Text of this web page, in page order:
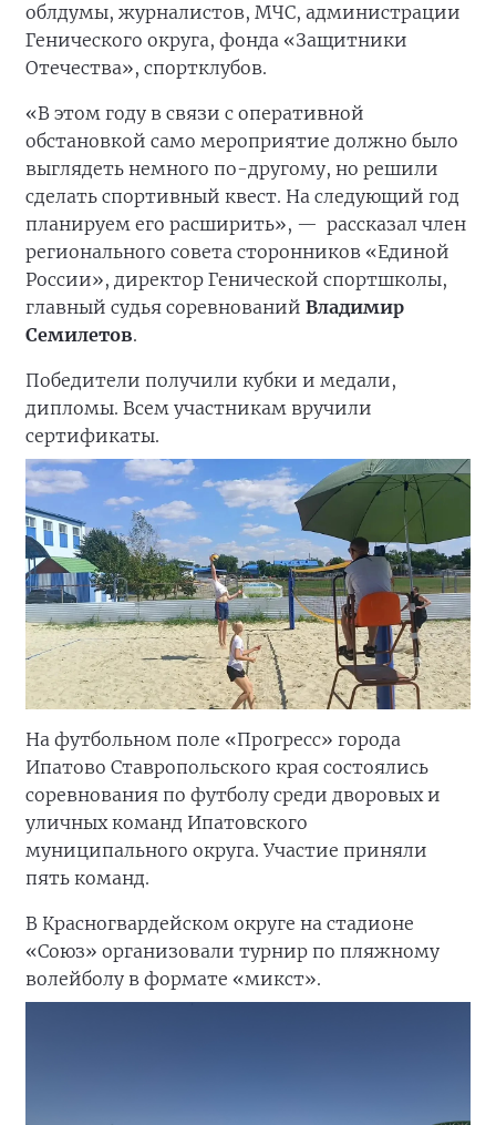
облдумы, журналистов, МЧС, администрации
Генического округа, фонда «Защитники
Отечества», спортклубов.
«В этом году в связи с оперативной
обстановкой само мероприятие должно было
выглядеть немного по-другому, но решили
сделать спортивный квест. На следующий год
планируем его расширить», — рассказал член
регионального совета сторонников «Единой
России», директор Генической спортшколы,
главный судья соревнований Владимир
Семилетов.
Победители получили кубки и медали,
дипломы. Всем участникам вручили
сертификаты.
На футбольном поле «Прогресс» города
Ипатово Ставропольского края состоялись
соревнования по футболу среди дворовых и
уличных команд Ипатовского
муниципального округа. Участие приняли
пять команд.
В Красногвардейском округе на стадионе
«Союз» организовали турнир по пляжному
волейболу в формате «микст».